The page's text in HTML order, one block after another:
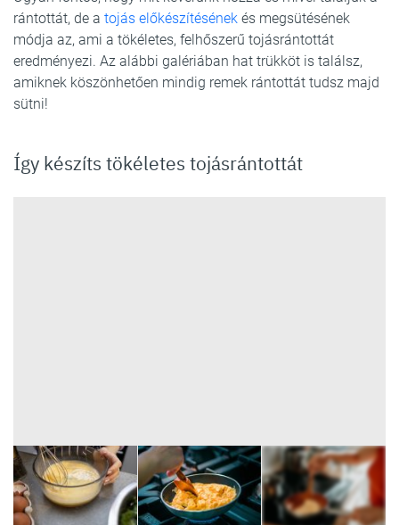
rántottát, de a tojás előkészítésének és megsütésének
módja az, ami a tökéletes, felhőszerű tojásrántottát
eredményezi. Az alábbi galériában hat trükköt is találsz,
amiknek köszönhetően mindig remek rántottát tudsz majd
sütni!
Így készíts tökéletes tojásrántottát